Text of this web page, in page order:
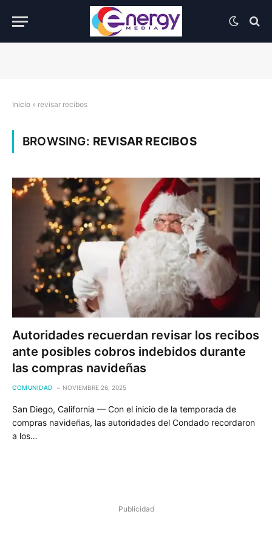
Inicio » revisar recibos
BROWSING: REVISAR RECIBOS
Autoridades recuerdan revisar los recibos
ante posibles cobros indebidos durante
las compras navideñas
COMUNIDAD NOVIEMBRE 26, 2025
San Diego, California — Con el inicio de la temporada de
compras navideñas, las autoridades del Condado recordaron
a los…
Publicidad